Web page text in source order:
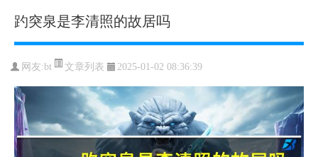
趵突泉是李清照的故居吗
网友:bt 文章列表 2025-01-02 08:36:39